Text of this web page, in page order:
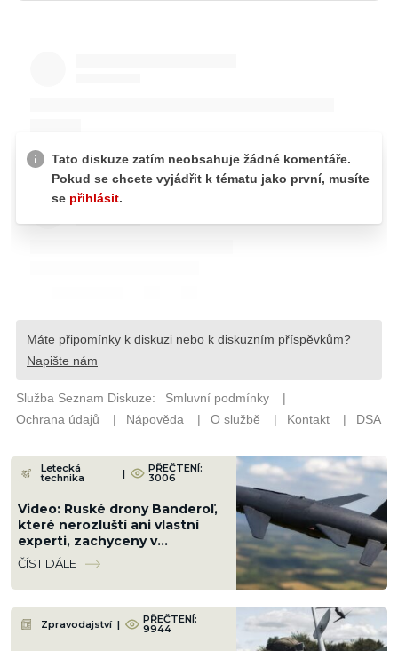
Letecká
technika | PŘEČTENÍ:
3006
Video: Ruské drony Banderoľ,
které nerozluští ani vlastní
experti, zachyceny v
Chersonu. Ukrajinci se proti ni
neumí bránit
ČÍST DÁLE
Zpravodajství | PŘEČTENÍ:
9944